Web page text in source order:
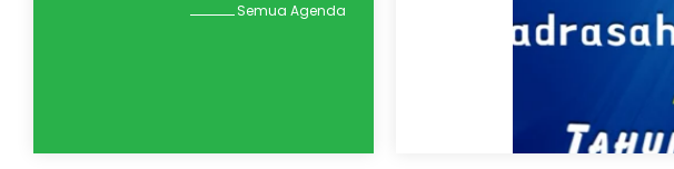
Semua Agenda
kebahagiaan menyelimuti
halaman Madrasah Ibtidaiyah
Negeri (MIN) 4 Tidore Kepulauan
Kelulusan, Perpisahan, dan
Haflah Kelas VI Tahun Pelajaran
2025/2026 yang berlangsung